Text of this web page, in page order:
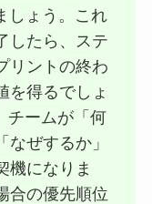
しょう。これ
したら、ステ
リントの終わ
を得るでしょ
チームが「何
ぜするか」
機になりま
合の優先順位